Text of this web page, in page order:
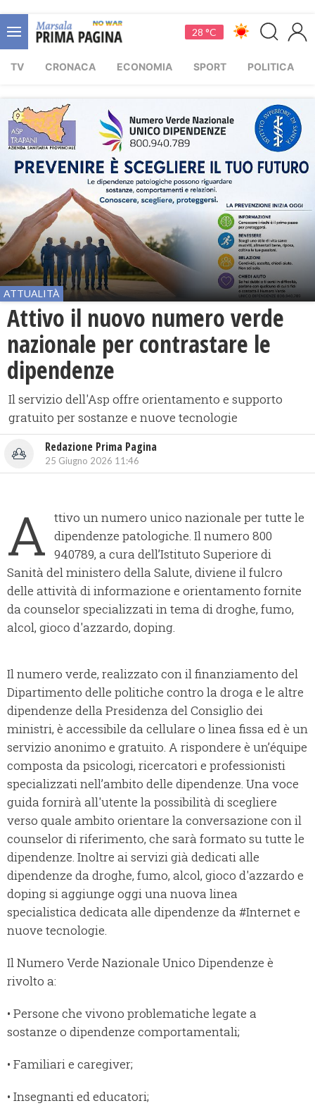
28 °C
TV CRONACA ECONOMIA SPORT POLITICA
ATTUALITÀ
Attivo il nuovo numero verde
nazionale per contrastare le
dipendenze
Il servizio dell'Asp offre orientamento e supporto
gratuito per sostanze e nuove tecnologie
Redazione Prima Pagina
25 Giugno 2026 11:46
A ttivo un numero unico nazionale per tutte le
dipendenze patologiche. Il numero 800
940789, a cura dell’Istituto Superiore di
Sanità del ministero della Salute, diviene il fulcro
delle attività di informazione e orientamento fornite
da counselor specializzati in tema di droghe, fumo,
alcol, gioco d'azzardo, doping.
Il numero verde, realizzato con il finanziamento del
Dipartimento delle politiche contro la droga e le altre
dipendenze della Presidenza del Consiglio dei
ministri, è accessibile da cellulare o linea fissa ed è un
servizio anonimo e gratuito. A rispondere è un’équipe
composta da psicologi, ricercatori e professionisti
specializzati nell’ambito delle dipendenze. Una voce
guida fornirà all'utente la possibilità di scegliere
verso quale ambito orientare la conversazione con il
counselor di riferimento, che sarà formato su tutte le
dipendenze. Inoltre ai servizi già dedicati alle
dipendenze da droghe, fumo, alcol, gioco d'azzardo e
doping si aggiunge oggi una nuova linea
specialistica dedicata alle dipendenze da #Internet e
nuove tecnologie.
Il Numero Verde Nazionale Unico Dipendenze è
rivolto a:
• Persone che vivono problematiche legate a
sostanze o dipendenze comportamentali;
• Familiari e caregiver;
• Insegnanti ed educatori;